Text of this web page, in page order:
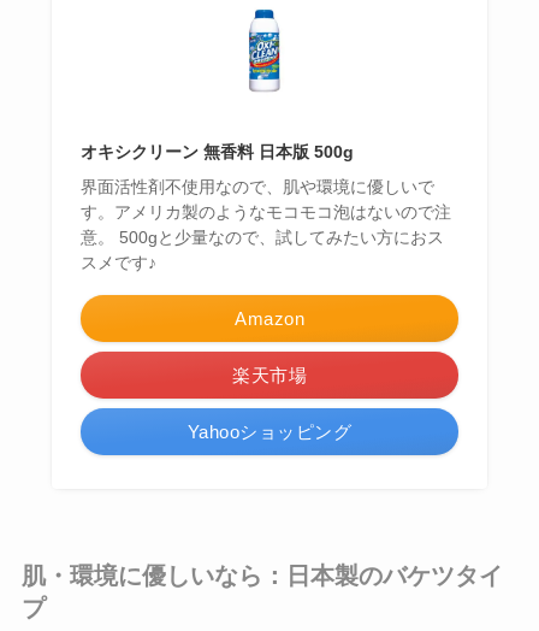
オキシクリーン 無香料 日本版 500g
界面活性剤不使用なので、肌や環境に優しいで
す。アメリカ製のようなモコモコ泡はないので注
意。 500gと少量なので、試してみたい方におス
スメです♪
Amazon
楽天市場
Yahooショッピング
肌・環境に優しいなら：日本製のバケツタイ
プ